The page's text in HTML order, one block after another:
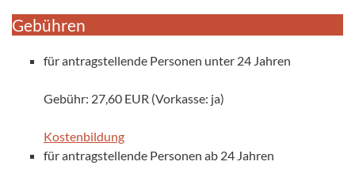
Gebühren
für antragstellende Personen unter 24 Jahren
Gebühr: 27,60 EUR (Vorkasse: ja)
Kostenbildung
für antragstellende Personen ab 24 Jahren